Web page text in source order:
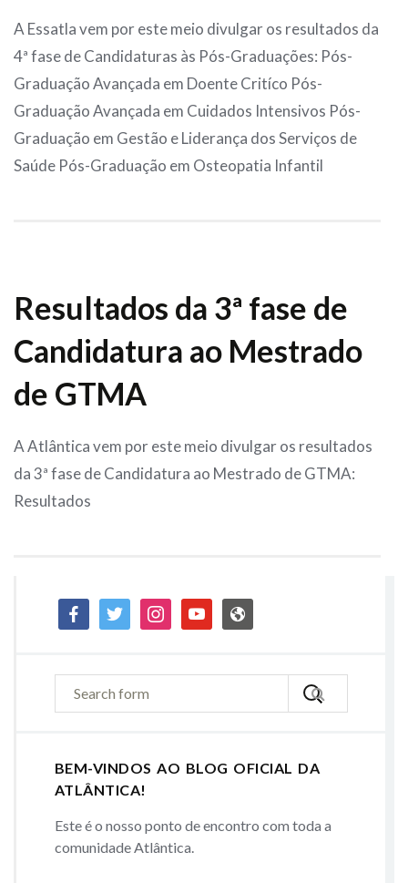
A Essatla vem por este meio divulgar os resultados da
4ª fase de Candidaturas às Pós-Graduações: Pós-
Graduação Avançada em Doente Critíco Pós-
Graduação Avançada em Cuidados Intensivos Pós-
Graduação em Gestão e Liderança dos Serviços de
Saúde Pós-Graduação em Osteopatia Infantil
Resultados da 3ª fase de
Candidatura ao Mestrado
de GTMA
A Atlântica vem por este meio divulgar os resultados
da 3ª fase de Candidatura ao Mestrado de GTMA:
Resultados
facebooktwitter instagramyoutubeadmin-
site
BEM-VINDOS AO BLOG OFICIAL DA
ATLÂNTICA!
Este é o nosso ponto de encontro com toda a
comunidade Atlântica.